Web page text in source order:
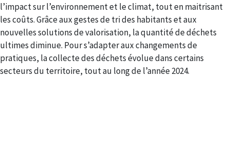
l’impact sur l’environnement et le climat, tout en maitrisant
les coûts. Grâce aux gestes de tri des habitants et aux
nouvelles solutions de valorisation, la quantité de déchets
ultimes diminue. Pour s’adapter aux changements de
pratiques, la collecte des déchets évolue dans certains
secteurs du territoire, tout au long de l’année 2024.